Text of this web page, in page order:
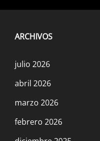
ARCHIVOS
julio 2026
abril 2026
marzo 2026
febrero 2026